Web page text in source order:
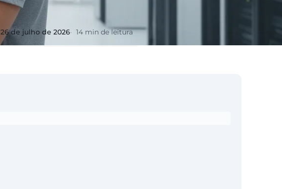
26 de julho de 2026 14 min de leitura